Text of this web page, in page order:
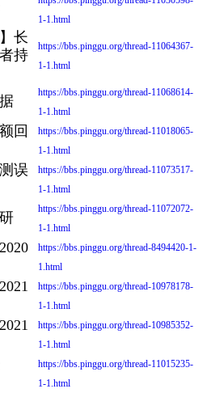
1-1.html
长
持
https://bbs.pinggu.org/thread-11064367-
1-1.html
https://bbs.pinggu.org/thread-11068614-
1-1.html
回
https://bbs.pinggu.org/thread-11018065-
1-1.html
误
https://bbs.pinggu.org/thread-11073517-
1-1.html
https://bbs.pinggu.org/thread-11072072-
1-1.html
https://bbs.pinggu.org/thread-8494420-1-
1.html
https://bbs.pinggu.org/thread-10978178-
1-1.html
https://bbs.pinggu.org/thread-10985352-
1-1.html
https://bbs.pinggu.org/thread-11015235-
1-1.html